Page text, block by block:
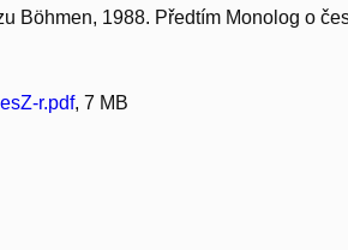
Böhmen, 1988. Předtím Monolog o
r.pdf, 7 MB